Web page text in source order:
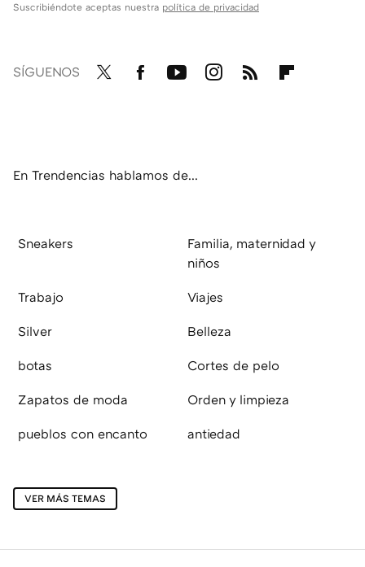
Suscribiéndote aceptas nuestra política de privacidad
SÍGUENOS
En Trendencias hablamos de...
Sneakers
Familia, maternidad y
niños
Trabajo Viajes
Silver Belleza
botas Cortes de pelo
Zapatos de moda Orden y limpieza
pueblos con encanto antiedad
VER MÁS TEMAS